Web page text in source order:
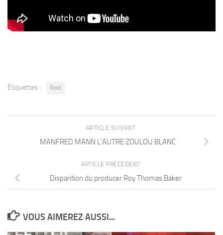
Étiquettes : Rock
ARTICLE SUIVANT
MANFRED MANN L’AUTRE ZOULOU BLANC
ARTICLE PRÉCÉDENT
Disparition du producer Roy Thomas Baker
VOUS AIMEREZ AUSSI...